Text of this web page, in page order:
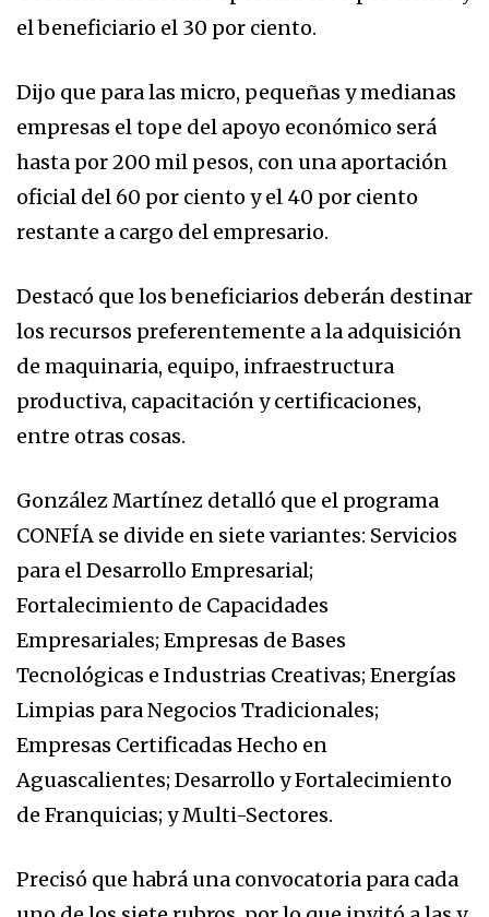
el beneficiario el 30 por ciento.
Dijo que para las micro, pequeñas y medianas
empresas el tope del apoyo económico será
hasta por 200 mil pesos, con una aportación
oficial del 60 por ciento y el 40 por ciento
restante a cargo del empresario.
Destacó que los beneficiarios deberán destinar
los recursos preferentemente a la adquisición
de maquinaria, equipo, infraestructura
productiva, capacitación y certificaciones,
entre otras cosas.
González Martínez detalló que el programa
CONFÍA se divide en siete variantes: Servicios
para el Desarrollo Empresarial;
Fortalecimiento de Capacidades
Empresariales; Empresas de Bases
Tecnológicas e Industrias Creativas; Energías
Limpias para Negocios Tradicionales;
Empresas Certificadas Hecho en
Aguascalientes; Desarrollo y Fortalecimiento
de Franquicias; y Multi-Sectores.
Precisó que habrá una convocatoria para cada